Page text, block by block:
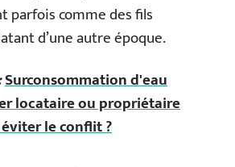
parfois comme des fils
d’une autre époque.
Surconsommation d'eau
locataire ou propriétaire
le conflit ?